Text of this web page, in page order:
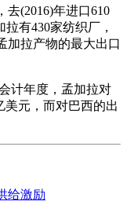
(2016)年进口610
有430家纺织厂，
加拉产物的最大出口
计年度，孟加拉对
美元，而对巴西的出
给激励